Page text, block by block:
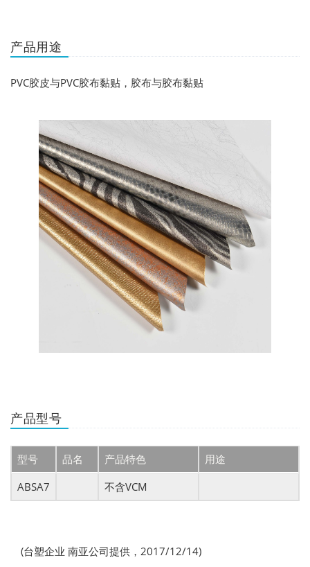
产品用途
PVC胶皮与PVC胶布黏贴，胶布与胶布黏贴
产品型号
型号 品名 产品特色
用途
ABSA7
不含VCM
(台塑企业 南亚公司提供，2017/12/14)